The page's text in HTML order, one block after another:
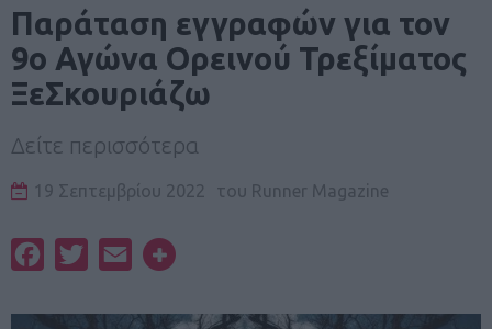
Παράταση εγγραφών για τον
9ο Αγώνα Ορεινού Τρεξίματος
ΞεΣκουριάζω
Δείτε περισσότερα
19 Σεπτεμβρίου 2022 του Runner Magazine
FacebookTwitterEmail